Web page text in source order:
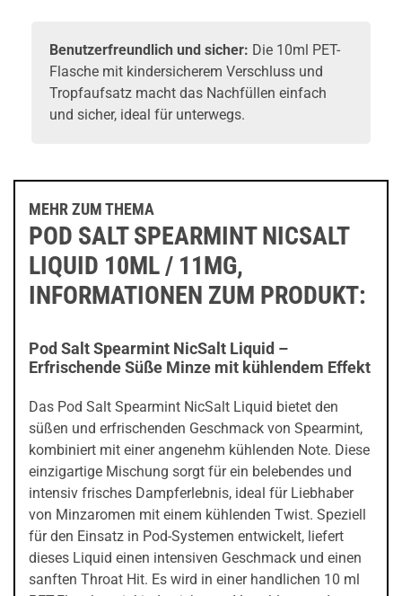
Benutzerfreundlich und sicher: Die 10ml PET-
Flasche mit kindersicherem Verschluss und
Tropfaufsatz macht das Nachfüllen einfach
und sicher, ideal für unterwegs.
MEHR ZUM THEMA
POD SALT SPEARMINT NICSALT
LIQUID 10ML / 11MG,
INFORMATIONEN ZUM PRODUKT:
Pod Salt Spearmint NicSalt Liquid –
Erfrischende Süße Minze mit kühlendem Effekt
Das Pod Salt Spearmint NicSalt Liquid bietet den
süßen und erfrischenden Geschmack von Spearmint,
kombiniert mit einer angenehm kühlenden Note. Diese
einzigartige Mischung sorgt für ein belebendes und
intensiv frisches Dampferlebnis, ideal für Liebhaber
von Minzaromen mit einem kühlenden Twist. Speziell
für den Einsatz in Pod-Systemen entwickelt, liefert
dieses Liquid einen intensiven Geschmack und einen
sanften Throat Hit. Es wird in einer handlichen 10 ml